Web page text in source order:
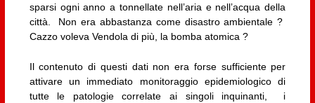
sparsi ogni anno a tonnellate nell’aria e nell’acqua della
città. Non era abbastanza come disastro ambientale ?
Cazzo voleva Vendola di più, la bomba atomica ?
Il contenuto di questi dati non era forse sufficiente per
attivare un immediato monitoraggio epidemiologico di
tutte le patologie correlate ai singoli inquinanti, i